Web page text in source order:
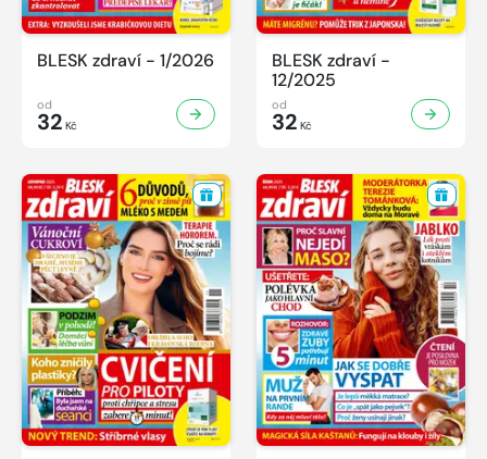
BLESK zdraví - 1/2026
od
32 Kč
BLESK zdraví -
12/2025
od
32 Kč